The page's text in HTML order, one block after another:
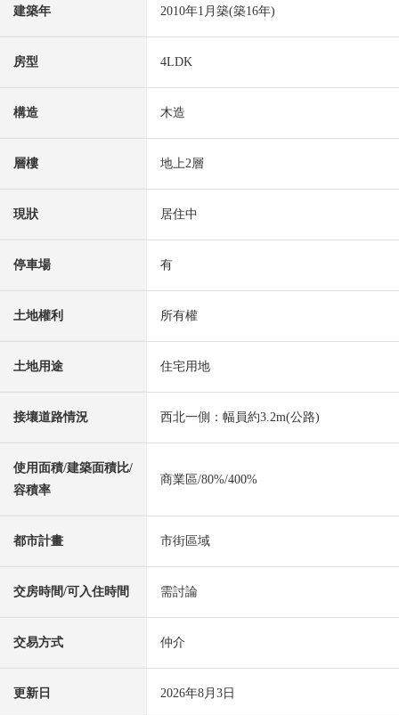
建築年 2010年1月築(築16年)
房型 4LDK
構造 木造
層樓 地上2層
現狀 居住中
停車場 有
土地權利 所有權
土地用途 住宅用地
接壤道路情況 西北一側：幅員約3.2m(公路)
使用面積/建築面積比/
容積率
商業區/80%/400%
都市計畫 市街區域
交房時間/可入住時間 需討論
交易方式 仲介
更新日 2026年8月3日